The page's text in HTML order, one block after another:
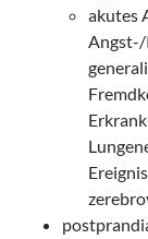
akutes
Angst-/